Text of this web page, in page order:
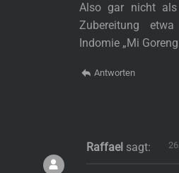
Also gar nicht als
Zubereitung
Indomie „Mi
Antworten
Raffael sagt: